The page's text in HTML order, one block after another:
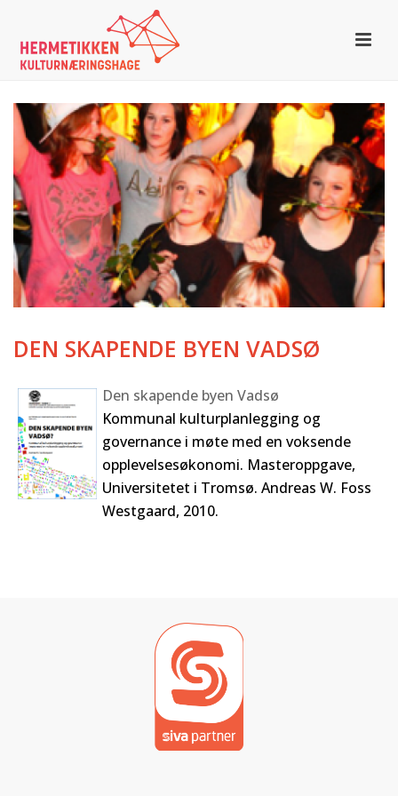
DEN SKAPENDE BYEN VADSØ
Den skapende byen Vadsø
Kommunal kulturplanlegging og
governance i møte med en voksende
opplevelsesøkonomi. Masteroppgave,
Universitetet i Tromsø. Andreas W. Foss
Westgaard, 2010.